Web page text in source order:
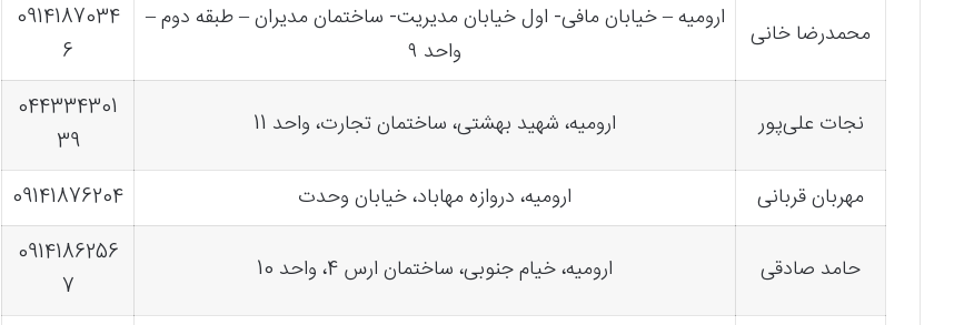
محمدرضا خانی
ارومیه – خیابان مافی- اول خیابان مدیریت- ساختمان مدیران – طبقه دوم –
واحد ۹
0914187034
6
نجات علی‌پور ارومیه، شهید بهشتی، ساختمان تجارت، واحد 11
044334301
39
مهربان قربانی
ارومیه، دروازه مهاباد، خیابان وحدت 09141876204
حامد صادقی ارومیه، خیام جنوبی، ساختمان ارس 4، واحد 10
0914186256
7